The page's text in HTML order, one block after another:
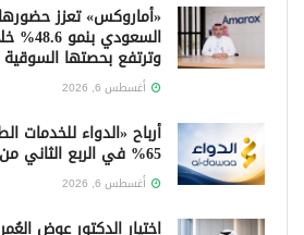
«أماروكس» تعزز
السعودي
وترتفع بحصتها السوقية إلى
أغسطس 6, 2026
أرباح «الدواء للخدمات
65% في الربع الثاني من 2026
أغسطس 6, 2026
اختيار الدكتور عوض